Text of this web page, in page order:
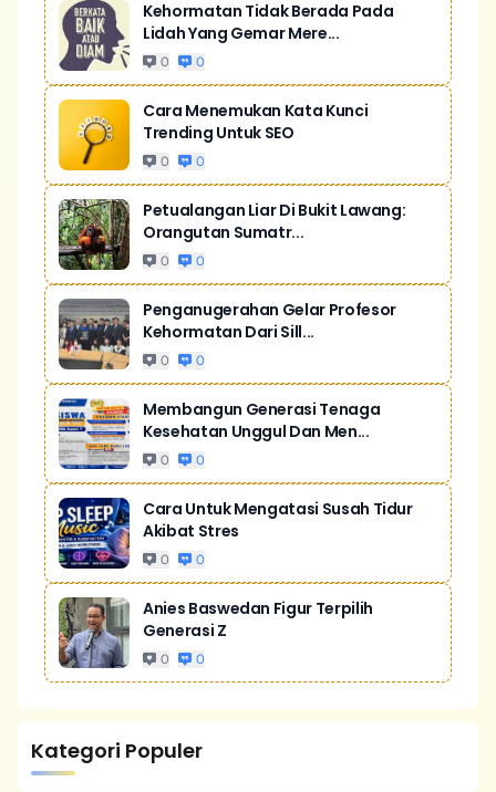
Kehormatan Tidak Berada Pada
Lidah Yang Gemar Mere...
0 0
Cara Menemukan Kata Kunci
Trending Untuk SEO
0 0
Petualangan Liar Di Bukit Lawang:
Orangutan Sumatr...
0 0
Penganugerahan Gelar Profesor
Kehormatan Dari Sill...
0 0
Membangun Generasi Tenaga
Kesehatan Unggul Dan Men...
0 0
Cara Untuk Mengatasi Susah Tidur
Akibat Stres
0 0
Anies Baswedan Figur Terpilih
Generasi Z
0 0
Kategori Populer